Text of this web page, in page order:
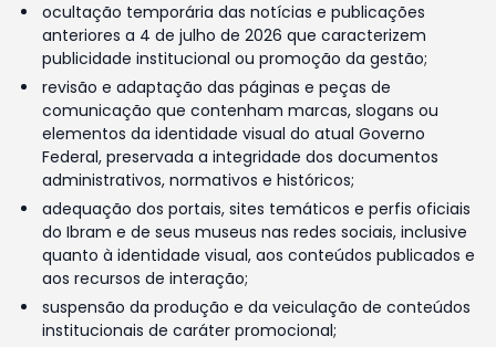
ocultação temporária das notícias e publicações
anteriores a 4 de julho de 2026 que caracterizem
publicidade institucional ou promoção da gestão;
revisão e adaptação das páginas e peças de
comunicação que contenham marcas, slogans ou
elementos da identidade visual do atual Governo
Federal, preservada a integridade dos documentos
administrativos, normativos e históricos;
adequação dos portais, sites temáticos e perfis oficiais
do Ibram e de seus museus nas redes sociais, inclusive
quanto à identidade visual, aos conteúdos publicados e
aos recursos de interação;
suspensão da produção e da veiculação de conteúdos
institucionais de caráter promocional;